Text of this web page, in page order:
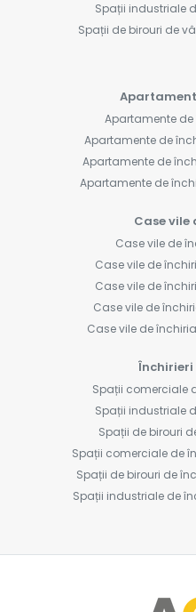
Spații industriale
Spații de birouri de
Apartamente
Apartamente de
Apartamente de
Apartamente de
Case
Case vile de
Case vile de
Case vile de
Case vile de
Case vile de
Spații comerciale
Spații industriale
Spații de birouri
Spații comerciale de
Spații de birouri de
Spații industriale de